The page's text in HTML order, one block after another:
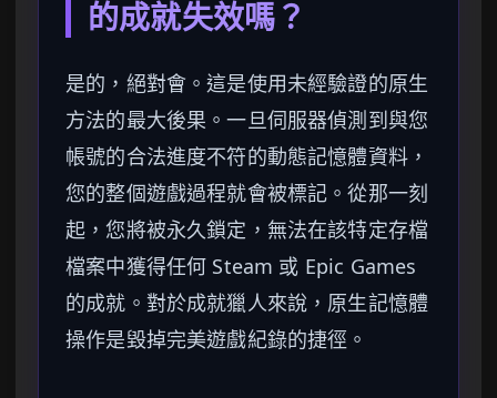
的成就失效嗎？
是的，絕對會。這是使用未經驗證的原生
方法的最大後果。一旦伺服器偵測到與您
帳號的合法進度不符的動態記憶體資料，
您的整個遊戲過程就會被標記。從那一刻
起，您將被永久鎖定，無法在該特定存檔
檔案中獲得任何 Steam 或 Epic Games
的成就。對於成就獵人來說，原生記憶體
操作是毀掉完美遊戲紀錄的捷徑。